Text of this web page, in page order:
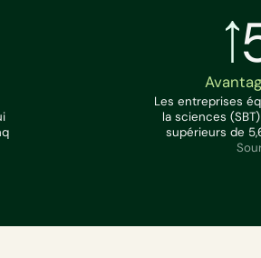
Les entreprises
la sciences
supérieurs de